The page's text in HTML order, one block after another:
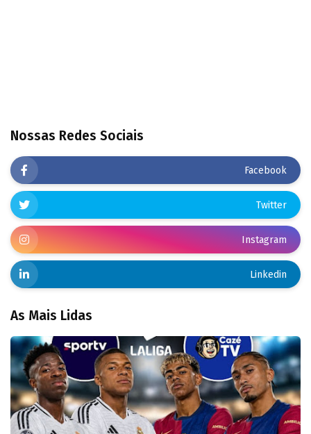
Nossas Redes Sociais
Facebook
Twitter
Instagram
Linkedin
As Mais Lidas